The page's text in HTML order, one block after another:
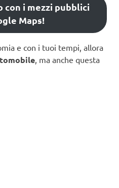
con i mezzi pubblici
Maps!
e con i tuoi tempi, allora
, ma anche questa